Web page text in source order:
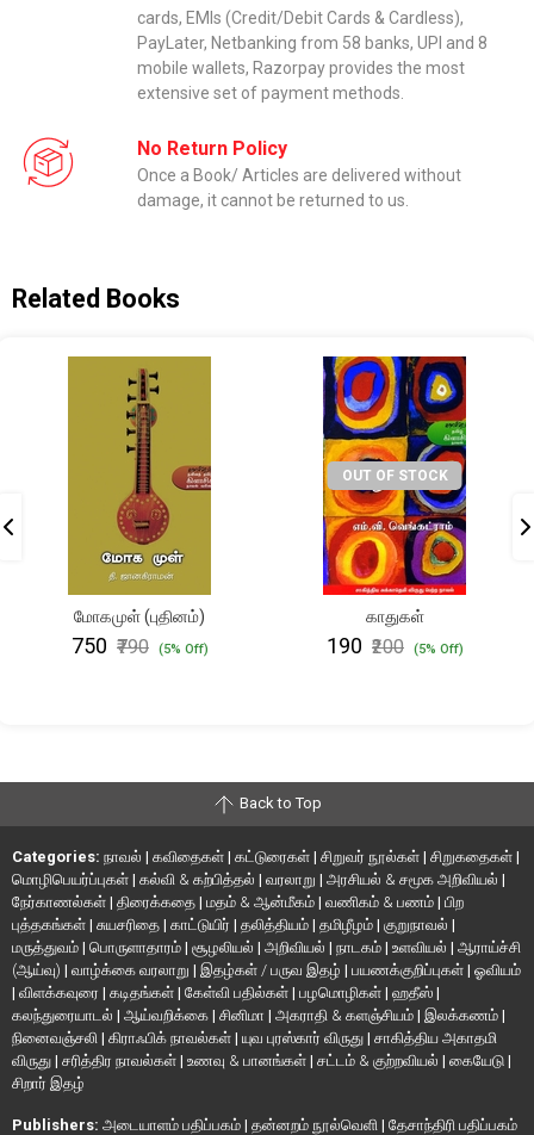
cards, EMIs (Credit/Debit Cards & Cardless),
PayLater, Netbanking from 58 banks, UPI and 8
mobile wallets, Razorpay provides the most
extensive set of payment methods.
No Return Policy
Once a Book/ Articles are delivered without
damage, it cannot be returned to us.
Related Books
மோகமுள் (புதினம்)
₹750 ₹790 (5% Off)
OUT OF STOCK
காதுகள்
₹190 ₹200 (5% Off)
Back to Top
Categories: நாவல் | கவிதைகள் | கட்டுரைகள் | சிறுவர் நூல்கள் | சிறுகதைகள் |
மொழிபெயர்ப்புகள் | கல்வி & கற்பித்தல் | வரலாறு | அரசியல் & சமூக அறிவியல் |
நேர்காணல்கள் | திரைக்கதை | மதம் & ஆன்மீகம் | வணிகம் & பணம் | பிற
புத்தகங்கள் | சுயசரிதை | காட்டுயிர் | தலித்தியம் | தமிழீழம் | குறுநாவல் |
மருத்துவம் | பொருளாதாரம் | சூழலியல் | அறிவியல் | நாடகம் | உளவியல் | ஆராய்ச்சி
(ஆய்வு) | வாழ்க்கை வரலாறு | இதழ்கள் / பருவ இதழ் | பயணக்குறிப்புகள் | ஓவியம்
| விளக்கவுரை | கடிதங்கள் | கேள்வி பதில்கள் | பழமொழிகள் | ஹதீஸ் |
கலந்துரையாடல் | ஆய்வறிக்கை | சினிமா | அகராதி & களஞ்சியம் | இலக்கணம் |
நினைவஞ்சலி | கிராஃபிக் நாவல்கள் | யுவ புரஸ்கார் விருது | சாகித்திய அகாதமி
விருது | சரித்திர நாவல்கள் | உணவு & பானங்கள் | சட்டம் & குற்றவியல் | கையேடு |
சிறார் இதழ்
Publishers: அடையாளம் பதிப்பகம் | தன்னறம் நூல்வெளி | தேசாந்திரி பதிப்பகம்